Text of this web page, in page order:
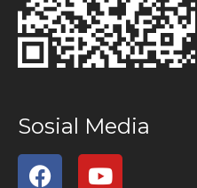
Sosial Media